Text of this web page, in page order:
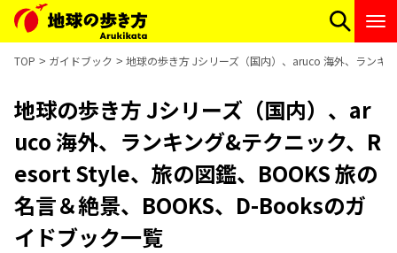
TOP ガイドブック 地球の歩き方 Jシリーズ（国内）、aruco 海外、ランキ
地球の歩き方 Jシリーズ（国内）、ar
uco 海外、ランキング&テクニック、R
esort Style、旅の図鑑、BOOKS 旅の
名言＆絶景、BOOKS、D-Booksのガ
イドブック一覧